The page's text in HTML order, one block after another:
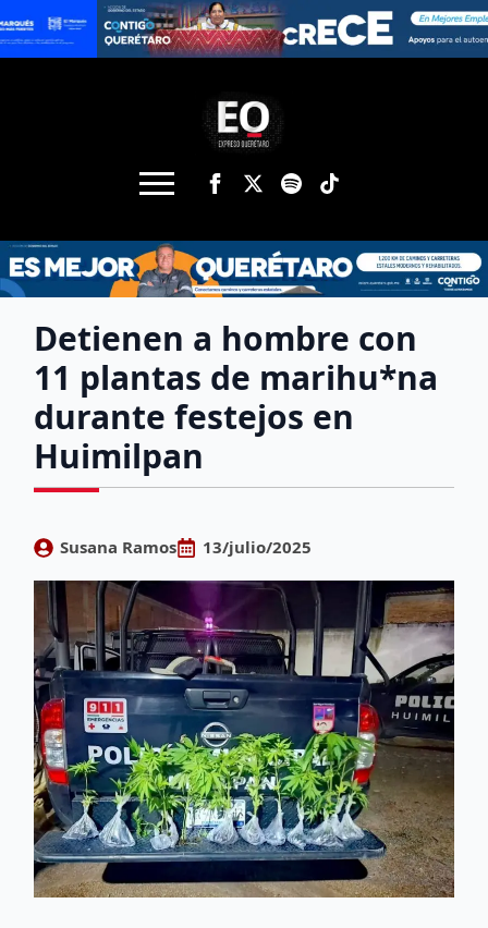
Detienen a hombre con
11 plantas de marihu*na
durante festejos en
Huimilpan
Susana Ramos 13/julio/2025